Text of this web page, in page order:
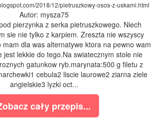
2018/12/pietruszkowy-osos-z-uskami.html
Autor: mysza75
pierzynka z serka pietruszkowego. Niech
sie nie tylko z karpiem. Zreszta nie wszyscy
dla was alternatywe ktora na pewno wam
jest lekkie do tego.Na swiatecznym stole nie
gatunkow ryb.marynata:500 g filetu z
cebula2 liscie laurowe2 ziarna ziele
angielskie3 lyzki oct...
cały przepis...